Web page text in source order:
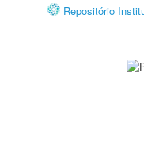
Repositório